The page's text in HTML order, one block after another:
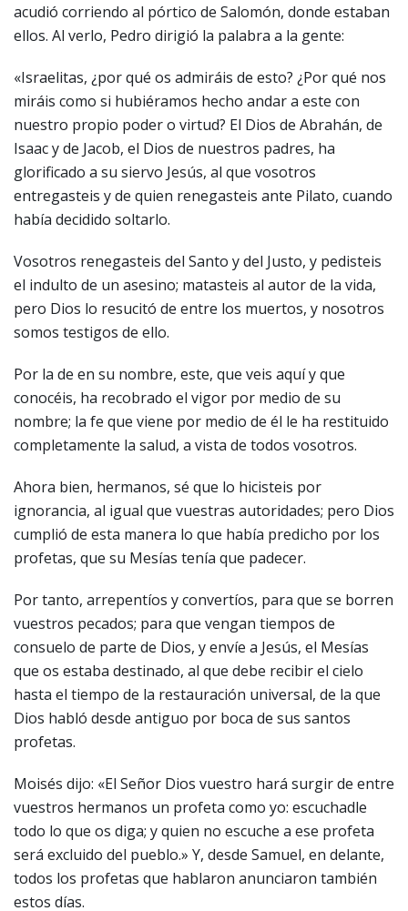
acudió corriendo al pórtico de Salomón, donde estaban
ellos. Al verlo, Pedro dirigió la palabra a la gente:
«Israelitas, ¿por qué os admiráis de esto? ¿Por qué nos
miráis como si hubiéramos hecho andar a este con
nuestro propio poder o virtud? El Dios de Abrahán, de
Isaac y de Jacob, el Dios de nuestros padres, ha
glorificado a su siervo Jesús, al que vosotros
entregasteis y de quien renegasteis ante Pilato, cuando
había decidido soltarlo.
Vosotros renegasteis del Santo y del Justo, y pedisteis
el indulto de un asesino; matasteis al autor de la vida,
pero Dios lo resucitó de entre los muertos, y nosotros
somos testigos de ello.
Por la de en su nombre, este, que veis aquí y que
conocéis, ha recobrado el vigor por medio de su
nombre; la fe que viene por medio de él le ha restituido
completamente la salud, a vista de todos vosotros.
Ahora bien, hermanos, sé que lo hicisteis por
ignorancia, al igual que vuestras autoridades; pero Dios
cumplió de esta manera lo que había predicho por los
profetas, que su Mesías tenía que padecer.
Por tanto, arrepentíos y convertíos, para que se borren
vuestros pecados; para que vengan tiempos de
consuelo de parte de Dios, y envíe a Jesús, el Mesías
que os estaba destinado, al que debe recibir el cielo
hasta el tiempo de la restauración universal, de la que
Dios habló desde antiguo por boca de sus santos
profetas.
Moisés dijo: «El Señor Dios vuestro hará surgir de entre
vuestros hermanos un profeta como yo: escuchadle
todo lo que os diga; y quien no escuche a ese profeta
será excluido del pueblo.» Y, desde Samuel, en delante,
todos los profetas que hablaron anunciaron también
estos días.